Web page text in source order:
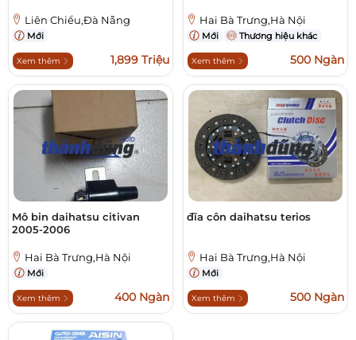
Liên Chiểu,Đà Nẵng
Mới
Xem thêm 1,899 Triệu
Hai Bà Trưng,Hà Nội
Mới Thương hiệu khác
Xem thêm 500 Ngàn
Mô bin daihatsu citivan
2005-2006
Hai Bà Trưng,Hà Nội
Mới
Xem thêm 400 Ngàn
đĩa côn daihatsu terios
Hai Bà Trưng,Hà Nội
Mới
Xem thêm 500 Ngàn